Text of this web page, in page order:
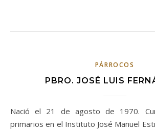
PÁRROCOS
PBRO. JOSÉ LUIS
Nació el 21 de agosto de 1970. Cursó sus estudios
primarios en el Instituto José Manuel